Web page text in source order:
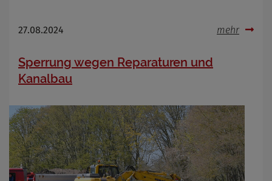
27.08.2024 mehr
Sperrung wegen Reparaturen und
Kanalbau